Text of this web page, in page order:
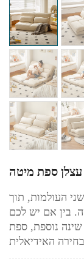
העולמות, תוך
בין אם יש לכם
נוספת, ספת